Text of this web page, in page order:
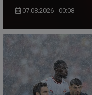
07.08.2026 - 00:08